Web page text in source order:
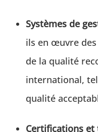
Systèmes de
ils en œuvre
de la qualité
international,
qualité
Certifications et